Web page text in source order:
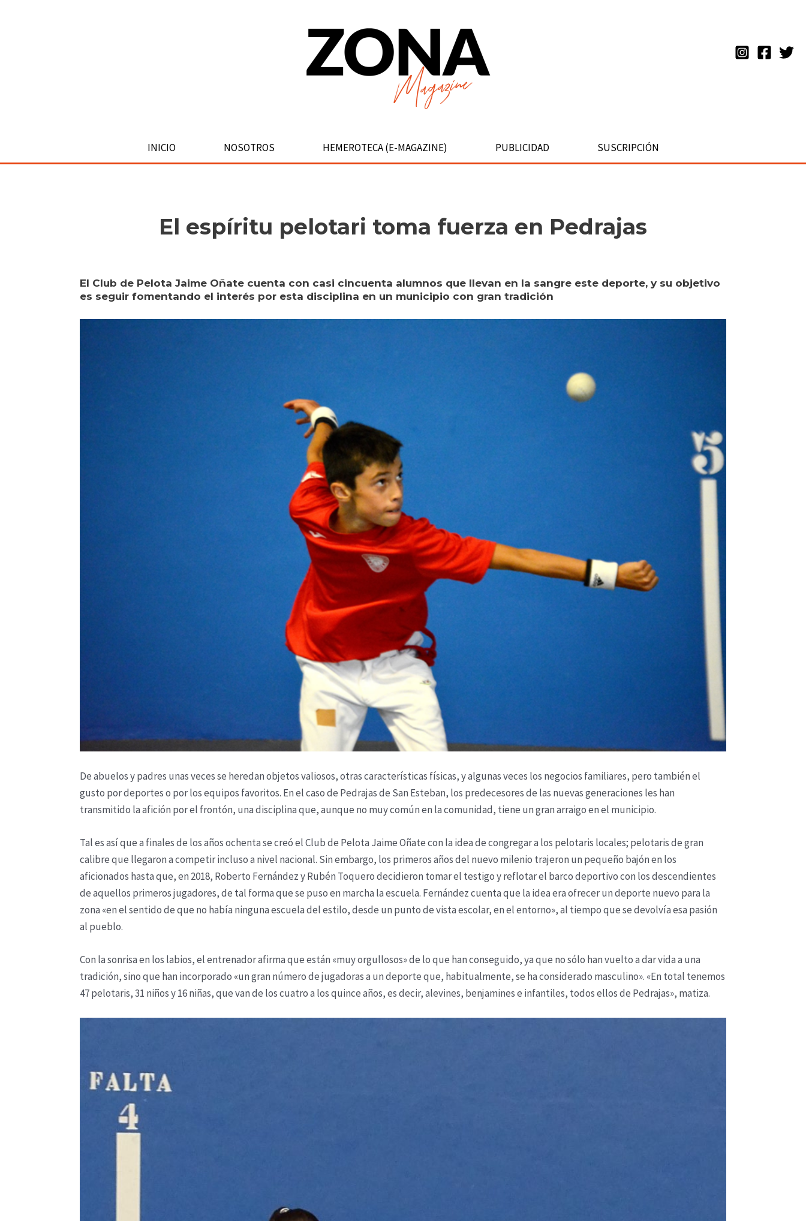
INICIO NOSOTROS HEMEROTECA (E-MAGAZINE) PUBLICIDAD SUSCRIPCIÓN
El espíritu pelotari toma fuerza en Pedrajas
El Club de Pelota Jaime Oñate cuenta con casi cincuenta alumnos que llevan en la sangre este deporte, y su objetivo
es seguir fomentando el interés por esta disciplina en un municipio con gran tradición
De abuelos y padres unas veces se heredan objetos valiosos, otras características físicas, y algunas veces los negocios familiares, pero también el
gusto por deportes o por los equipos favoritos. En el caso de Pedrajas de San Esteban, los predecesores de las nuevas generaciones les han
transmitido la afición por el frontón, una disciplina que, aunque no muy común en la comunidad, tiene un gran arraigo en el municipio.
Tal es así que a finales de los años ochenta se creó el Club de Pelota Jaime Oñate con la idea de congregar a los pelotaris locales; pelotaris de gran
calibre que llegaron a competir incluso a nivel nacional. Sin embargo, los primeros años del nuevo milenio trajeron un pequeño bajón en los
aficionados hasta que, en 2018, Roberto Fernández y Rubén Toquero decidieron tomar el testigo y reflotar el barco deportivo con los descendientes
de aquellos primeros jugadores, de tal forma que se puso en marcha la escuela. Fernández cuenta que la idea era ofrecer un deporte nuevo para la
zona «en el sentido de que no había ninguna escuela del estilo, desde un punto de vista escolar, en el entorno», al tiempo que se devolvía esa pasión
al pueblo.
Con la sonrisa en los labios, el entrenador afirma que están «muy orgullosos» de lo que han conseguido, ya que no sólo han vuelto a dar vida a una
tradición, sino que han incorporado «un gran número de jugadoras a un deporte que, habitualmente, se ha considerado masculino». «En total tenemos
47 pelotaris, 31 niños y 16 niñas, que van de los cuatro a los quince años, es decir, alevines, benjamines e infantiles, todos ellos de Pedrajas», matiza.